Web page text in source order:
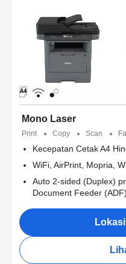
Mono Laser
Print Copy Scan
Kecepatan Cetak A4
WiFi, AirPrint, Mopria,
Auto 2-sided (Duplex)
Document Feeder